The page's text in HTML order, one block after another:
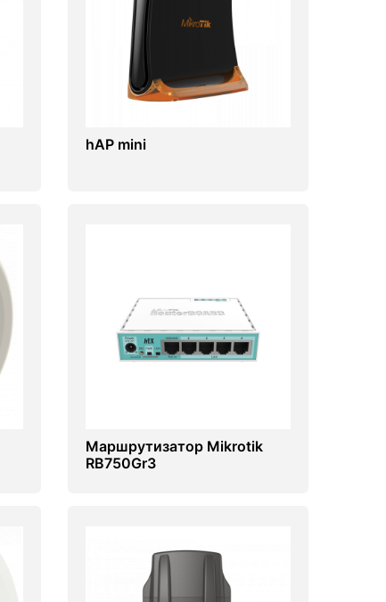
hAP mini
Маршрутизатор Mikrotik
RB750Gr3